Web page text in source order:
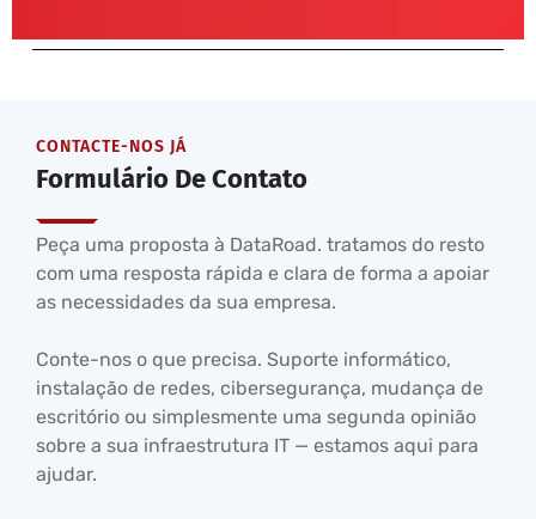
CONTACTE-NOS JÁ
Formulário De Contato
Peça uma proposta à DataRoad. tratamos do resto
com uma resposta rápida e clara de forma a apoiar
as necessidades da sua empresa.
Conte-nos o que precisa. Suporte informático,
instalação de redes, cibersegurança, mudança de
escritório ou simplesmente uma segunda opinião
sobre a sua infraestrutura IT — estamos aqui para
ajudar.